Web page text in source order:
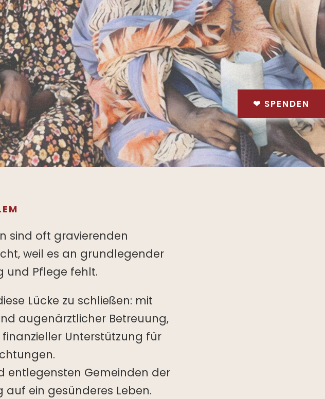
❤ SPENDEN
sind oft gravierenden
weil es an grundlegender
und Pflege fehlt.
Lücke zu schließen: mit
augenärztlicher Betreuung,
Unterstützung für
entlegensten Gemeinden der
ein gesünderes Leben.